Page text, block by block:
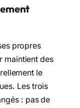
propres
maintient des
le
Les trois
: pas de